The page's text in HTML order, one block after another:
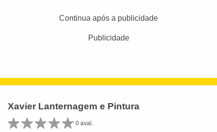
Continua após a publicidade
Publicidade
Xavier Lanternagem e Pintura
0 aval.